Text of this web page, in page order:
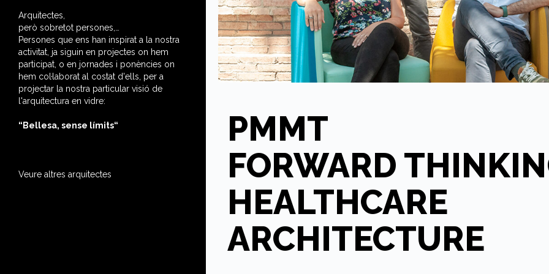
Arquitectes,
però sobretot persones,…
Persones que ens han inspirat a la nostra
activitat, ja siguin en projectes on hem
participat, o en jornades i ponències on
hem col·laborat al costat d'ells, per a
projectar la nostra particular visió de
l'arquitectura en vidre:
“Bellesa, sense límits“
Veure altres arquitectes
PMMT
FORWARD
HEALTHCARE
ARCHITECTURE